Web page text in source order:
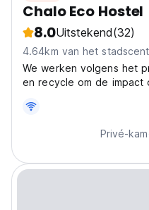
Chalo Eco Hostel
8.0Uitstekend(32)
4.64km van het
We werken volgens het
en recycle om de
Privé-